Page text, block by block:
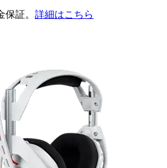
証。 詳細はこちら